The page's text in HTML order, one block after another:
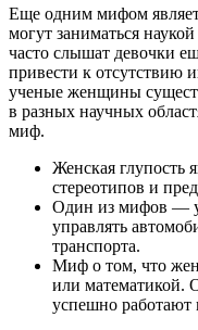
Еще одним мифом
могут заниматься
часто слышат девочки
привести к отсутствию
ученые женщины
в разных научных
миф.
Женская глупость
стереотипов и
Один из мифов —
управлять
транспорта.
Миф о том, что
или математикой.
успешно работают